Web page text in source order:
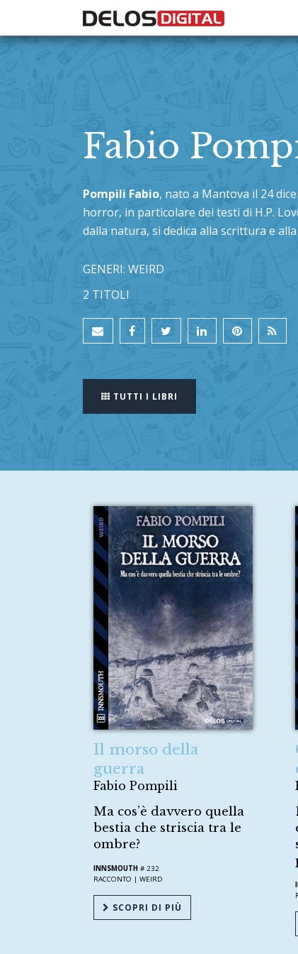
Fabio
Pompili Fabio, nato a Mantova il 24
horror, in particolare dei testi di H.P.
dalla natura, si dedica alla scrittura e
GENERI: WEIRD
2 TITOLI
TUTTI I LIBRI
Il morso della
guerra
Fabio Pompili
Ma cos’è davvero quella
bestia che striscia tra le
ombre?
INNSMOUTH # 232
RACCONTO | WEIRD
SCOPRI DI PIÙ